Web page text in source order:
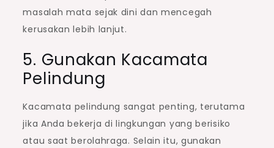
masalah mata sejak dini dan mencegah
kerusakan lebih lanjut.
5. Gunakan Kacamata
Pelindung
Kacamata pelindung sangat penting, terutama
jika Anda bekerja di lingkungan yang berisiko
atau saat berolahraga. Selain itu, gunakan